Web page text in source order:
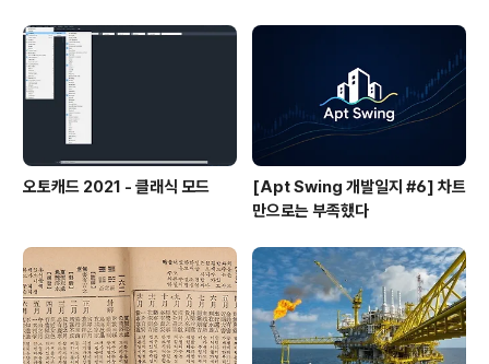
오토캐드 2021 - 클래식 모드
[Apt Swing 개발일지 #6] 차트
만으로는 부족했다